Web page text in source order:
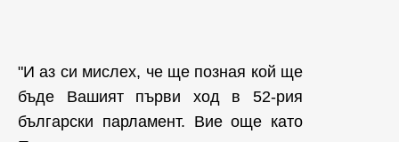
"И аз си мислех, че ще позная кой ще
бъде Вашият първи ход в 52-рия
български парламент. Вие още като